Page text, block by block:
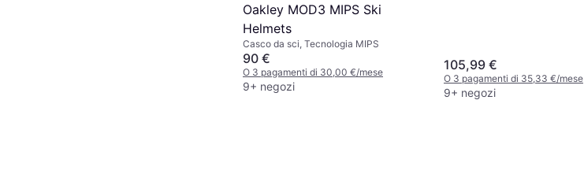
Oakley MOD3 MIPS Ski
Helmets
Casco da sci, Tecnologia MIPS
90 €
O 3 pagamenti di 30,00 €/mese
9+ negozi
105,99 €
O 3 pagamenti di 35,33 €/mese
9+ negozi